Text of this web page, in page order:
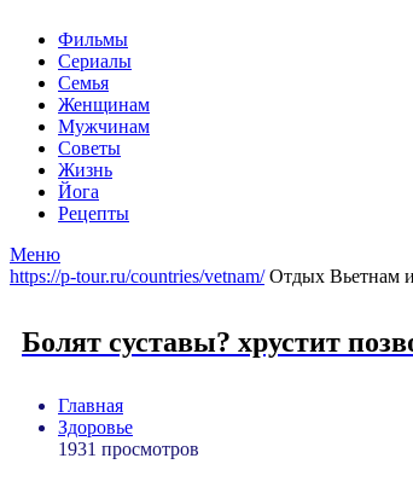
Фильмы
Сериалы
Семья
Женщинам
Мужчинам
Советы
Жизнь
Йога
Рецепты
Меню
https://p-tour.ru/countries/vetnam/Отдых Вьетнам
Болят суставы? хрустит
Главная
Здоровье
1931 просмотров